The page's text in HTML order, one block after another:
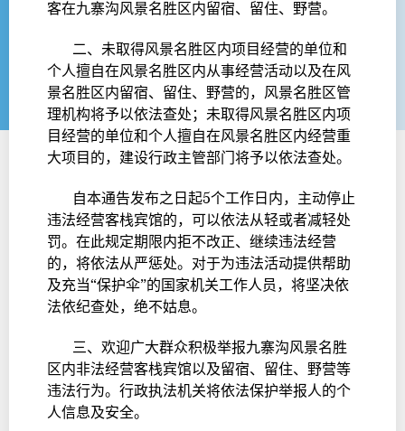
客在九寨沟风景名胜区内留宿、留住、野营。
二、未取得风景名胜区内项目经营的单位和
个人擅自在风景名胜区内从事经营活动以及在风
景名胜区内留宿、留住、野营的，风景名胜区管
理机构将予以依法查处；未取得风景名胜区内项
目经营的单位和个人擅自在风景名胜区内经营重
大项目的，建设行政主管部门将予以依法查处。
自本通告发布之日起5个工作日内，主动停止
违法经营客栈宾馆的，可以依法从轻或者减轻处
罚。在此规定期限内拒不改正、继续违法经营
的，将依法从严惩处。对于为违法活动提供帮助
及充当“保护伞”的国家机关工作人员，将坚决依
法依纪查处，绝不姑息。
三、欢迎广大群众积极举报九寨沟风景名胜
区内非法经营客栈宾馆以及留宿、留住、野营等
违法行为。行政执法机关将依法保护举报人的个
人信息及安全。